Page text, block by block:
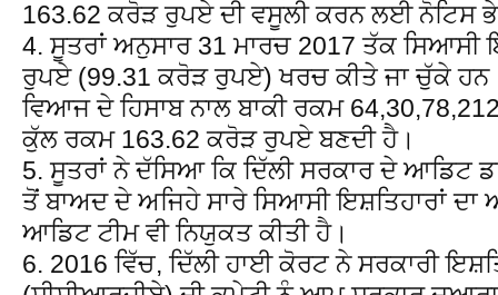
163.62 ਕਰੋੜ ਰੁਪਏ ਦੀ ਵਸੂਲੀ ਕਰਨ ਲਈ ਨੋਟਿਸ
4. ਸੂਤਰਾਂ ਅਨੁਸਾਰ 31 ਮਾਰਚ 2017 ਤੱਕ ਸਿਆਸੀ
ਰੁਪਏ (99.31 ਕਰੋੜ ਰੁਪਏ) ਖਰਚ ਕੀਤੇ ਜਾ ਚੁੱਕੇ
ਵਿਆਜ ਦੇ ਹਿਸਾਬ ਨਾਲ ਬਾਕੀ ਰਕਮ
ਕੁੱਲ ਰਕਮ 163.62 ਕਰੋੜ ਰੁਪਏ ਬਣਦੀ ਹੈ।
5. ਸੂਤਰਾਂ ਨੇ ਦੱਸਿਆ ਕਿ ਦਿੱਲੀ ਸਰਕਾਰ ਦੇ ਆਡਿਟ
ਤੋਂ ਬਾਅਦ ਦੇ ਅਜਿਹੇ ਸਾਰੇ ਸਿਆਸੀ ਇਸ਼ਤਿਹਾਰਾਂ
ਆਡਿਟ ਟੀਮ ਵੀ ਨਿਯੁਕਤ ਕੀਤੀ ਹੈ।
6. 2016 ਵਿੱਚ, ਦਿੱਲੀ ਹਾਈ ਕੋਰਟ ਨੇ ਸਰਕਾਰੀ